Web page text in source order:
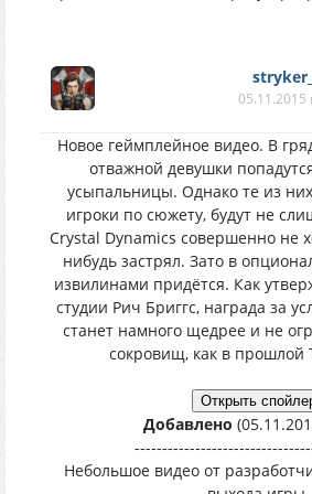
05.11.2015
Новое геймплейное видео. В
отважной девушки
усыпальницы. Однако те из
игроки по сюжету, будут не
Crystal Dynamics совершенно не
нибудь застрял. Зато в
извилинами придётся. Как
студии Рич Бриггс, награда за
станет намного щедрее и не
сокровищ, как в прошлой
Добавлено
Небольшое видео от